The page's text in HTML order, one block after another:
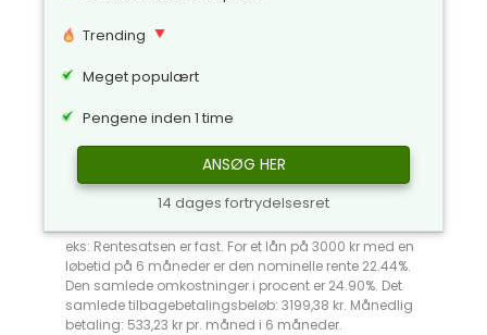
Trending
Meget populært
Pengene inden 1 time
ANSØG HER
14 dages fortrydelsesret
eks: Rentesatsen er fast. For et lån på 3000 kr med en
løbetid på 6 måneder er den nominelle rente 22.44%.
Den samlede omkostninger i procent er 24.90%. Det
samlede tilbagebetalingsbeløb: 3199,38 kr. Månedlig
betaling: 533,23 kr pr. måned i 6 måneder.